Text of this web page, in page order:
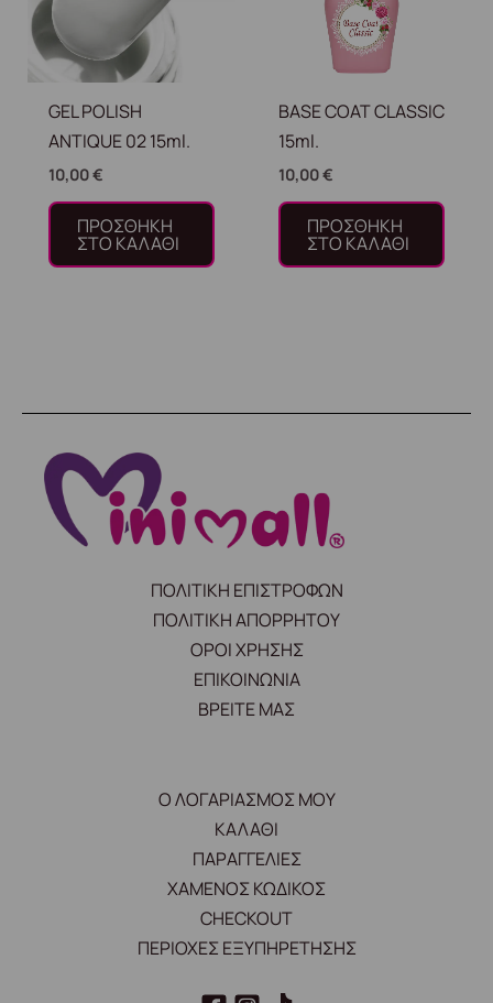
GEL POLISH
ANTIQUE 02 15ml.
10,00€
ΠΡΟΣΘΉΚΗ
ΣΤΟ ΚΑΛΆΘΙ
BASE COAT CLASSIC
15ml.
10,00€
ΠΡΟΣΘΉΚΗ
ΣΤΟ ΚΑΛΆΘΙ
ΠΟΛΙΤΙΚΗ ΕΠΙΣΤΡΟΦΩΝ
ΠΟΛΙΤΙΚΗ ΑΠΟΡΡΗΤΟΥ
ΟΡΟΙ ΧΡΗΣΗΣ
ΕΠΙΚΟΙΝΩΝΙΑ
ΒΡΕΙΤΕ ΜΑΣ
Ο ΛΟΓΑΡΙΑΣΜΟΣ ΜΟΥ
ΚΑΛΑΘΙ
ΠΑΡΑΓΓΕΛΙΕΣ
ΧΑΜΕΝΟΣ ΚΩΔΙΚΟΣ
CHECKOUT
ΠΕΡΙΟΧΕΣ ΕΞΥΠΗΡΕΤΗΣΗΣ